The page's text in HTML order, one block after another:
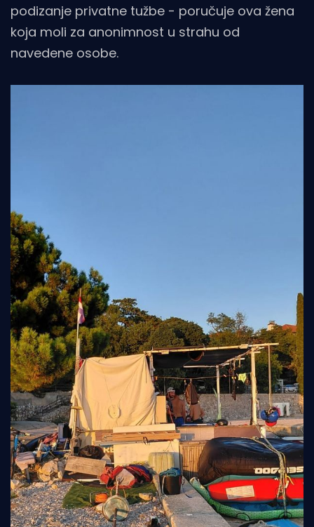
podizanje privatne tužbe - poručuje ova žena
koja moli za anonimnost u strahu od
navedene osobe.